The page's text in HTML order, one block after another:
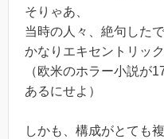
そりゃあ、
当時の人々、絶句したで
かなりエキセントリッ
（欧米のホラー小説が
あるにせよ）
しかも、構成がとても